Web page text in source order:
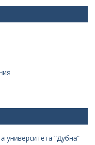
университета “Дубна”